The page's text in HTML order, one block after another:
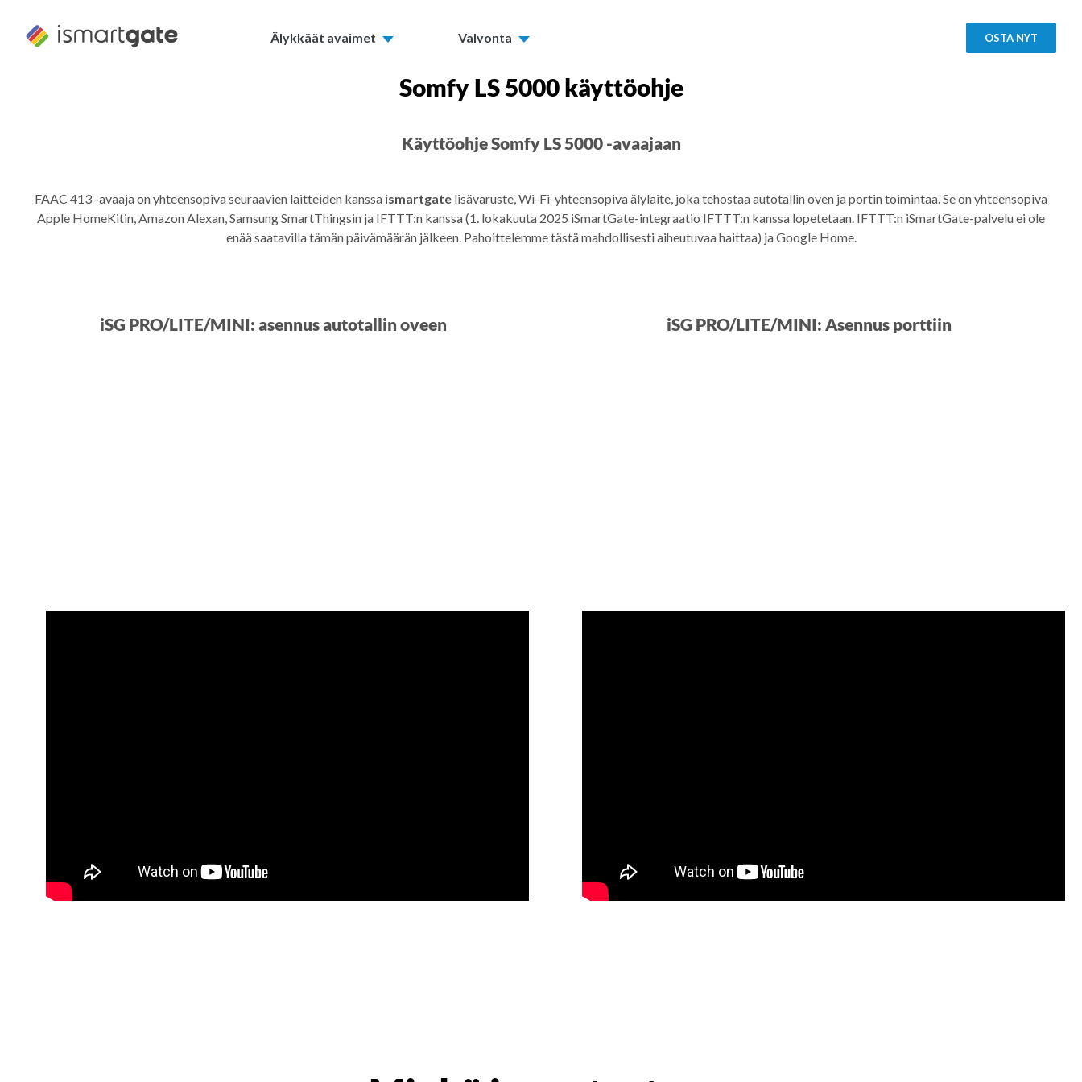
sisältöön
Älykkäät avaimet Valvonta OSTA NYT
Somfy LS 5000 käyttöohje
Käyttöohje Somfy LS 5000 -avaajaan
FAAC 413 -avaaja on yhteensopiva seuraavien laitteiden kanssa ismartgate lisävaruste, Wi-Fi-yhteensopiva älylaite, joka tehostaa autotallin oven ja portin toimintaa. Se on yhteensopiva
Apple HomeKitin, Amazon Alexan, Samsung SmartThingsin ja IFTTT:n kanssa (1. lokakuuta 2025 iSmartGate-integraatio IFTTT:n kanssa lopetetaan. IFTTT:n iSmartGate-palvelu ei ole
enää saatavilla tämän päivämäärän jälkeen. Pahoittelemme tästä mahdollisesti aiheutuvaa haittaa) ja Google Home.
iSG PRO/LITE/MINI: asennus autotallin oveen iSG PRO/LITE/MINI: Asennus porttiin